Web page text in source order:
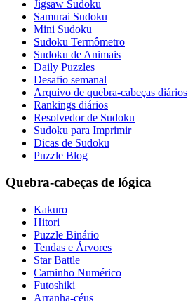
Jigsaw Sudoku
Samurai Sudoku
Mini Sudoku
Sudoku Termômetro
Sudoku de Animais
Daily Puzzles
Desafio semanal
Arquivo de quebra-cabeças diários
Rankings diários
Resolvedor de Sudoku
Sudoku para Imprimir
Dicas de Sudoku
Puzzle Blog
Quebra-cabeças de lógica
Kakuro
Hitori
Puzzle Binário
Tendas e Árvores
Star Battle
Caminho Numérico
Futoshiki
Arranha-céus